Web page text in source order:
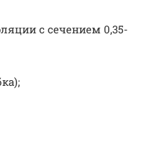
с сечением 0,35-